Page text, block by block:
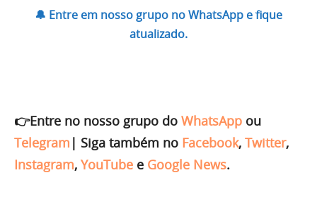
🔔 Entre em nosso grupo no WhatsApp e fique
atualizado.
👉Entre no nosso grupo do WhatsApp ou
Telegram | Siga também no Facebook, Twitter,
Instagram, YouTube e Google News.